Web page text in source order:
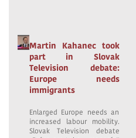
Martin Kahanec took
part in Slovak
Television debate:
Europe needs
immigrants
Enlarged Europe needs an
increased labour mobility.
Slovak Television debate